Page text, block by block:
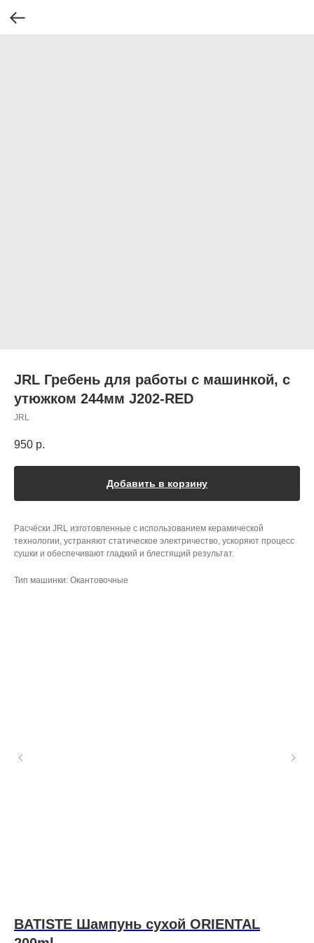
JRL Гребень для работы с машинкой, с
утюжком 244мм J202-RED
JRL
950 р.
Добавить в корзину
Расчёски JRL изготовленные с использованием керамической
технологии, устраняют статическое электричество, ускоряют процесс
сушки и обеспечивают гладкий и блестящий результат.
Тип машинки: Окантовочные
BATISTE Шампунь сухой ORIENTAL